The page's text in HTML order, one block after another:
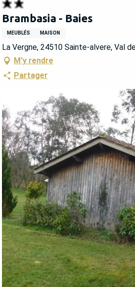
Brambasia - Baies
MEUBLÉS MAISON
La Vergne, 24510 Sainte-alvere, Val
M'y rendre
Partager